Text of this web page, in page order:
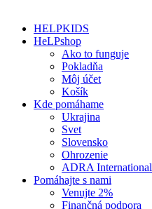
HELPKIDS
HeLPshop
Ako to funguje
Pokladňa
Môj účet
Košík
Kde pomáhame
Ukrajina
Svet
Slovensko
Ohrozenie
ADRA International
Pomáhajte s nami
Venujte 2%
Finančná podpora